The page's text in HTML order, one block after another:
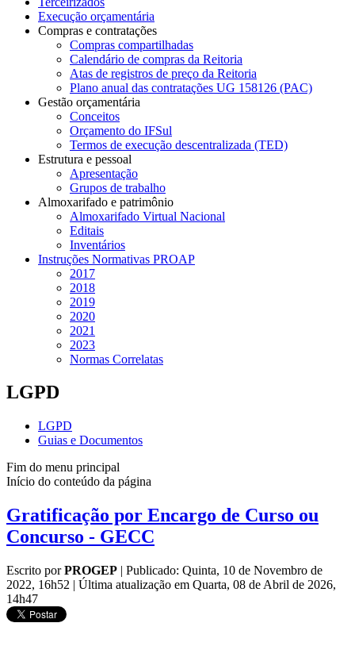
Execução orçamentária
Compras e contratações
Compras compartilhadas
Calendário de compras da Reitoria
Atas de registros de preço da Reitoria
Plano anual das contratações UG 158126 (PAC)
Gestão orçamentária
Conceitos
Orçamento do IFSul
Termos de execução descentralizada (TED)
Estrutura e pessoal
Apresentação
Grupos de trabalho
Almoxarifado e patrimônio
Almoxarifado Virtual Nacional
Editais
Inventários
Instruções Normativas PROAP
2017
2018
2019
2020
2021
2023
Normas Correlatas
LGPD
LGPD
Guias e Documentos
Fim do menu principal
Início do conteúdo da página
Gratificação por Encargo de Curso ou
Concurso - GECC
Escrito porPROGEP | Publicado: Quinta, 10 de Novembro de
2022, 16h52 | Última atualização em Quarta, 08 de Abril de 2026,
14h47